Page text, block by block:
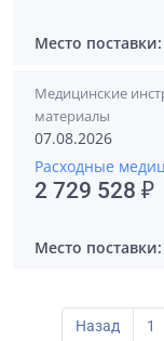
Место поставки:
Медицинские
материалы
07.08.2026
Расходные
2 729 528 ₽
Место поставки:
Назад 1